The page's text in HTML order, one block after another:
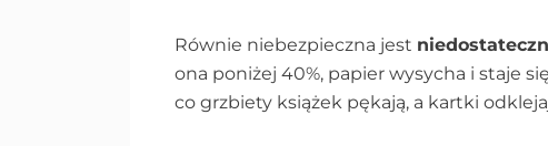
Równie niebezpieczna jest
ona poniżej 40%, papier wysycha i staje
co grzbiety książek pękają, a kartki